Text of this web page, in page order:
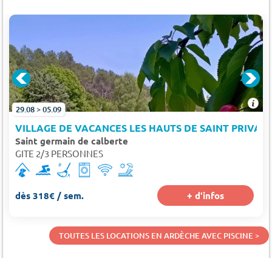
29.08 > 05.09
VILLAGE DE VACANCES LES HAUTS DE SAINT PRIVAT
Saint germain de calberte
GITE 2/3 PERSONNES
dès 318€ / sem. + d'infos
TOUTES LES LOCATIONS EN ARDÈCHE AVEC PISCINE >